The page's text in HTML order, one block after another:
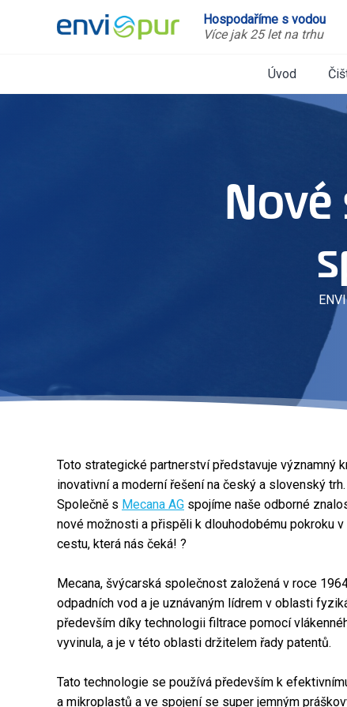
Hospodaříme s vodou
Více jak 25 let na trhu
Úvod
Nové
Toto strategické partnerství představuje významný
inovativní a moderní řešení na český a slovenský trh.
Společně s Mecana AG spojíme naše odborné
nové možnosti a přispěli k dlouhodobému pokroku
cestu, která nás čeká! ?
Mecana, švýcarská společnost založená v roce
odpadních vod a je uznávaným lídrem v oblasti
především díky technologii filtrace pomocí
vyvinula, a je v této oblasti držitelem řady patentů.
Tato technologie se používá především k
a mikroplastů a ve spojení se super jemným